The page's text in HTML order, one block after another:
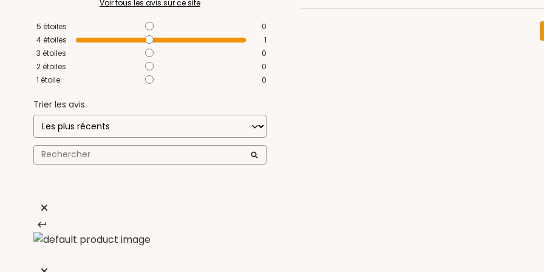
Voir tous les avis sur ce site
5 étoiles
0
4étoiles
1
3 étoiles
0
2étoiles
0
1 étoile 0
Trier les avis